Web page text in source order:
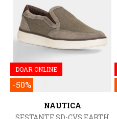
DOAR ONLINE
-50%
NAUTICA